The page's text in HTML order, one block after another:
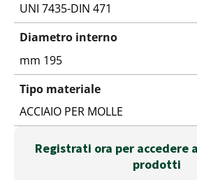
UNI 7435-DIN 471
Diametro interno
mm 195
Tipo materiale
ACCIAIO PER MOLLE
Registrati ora per accedere
prodotti